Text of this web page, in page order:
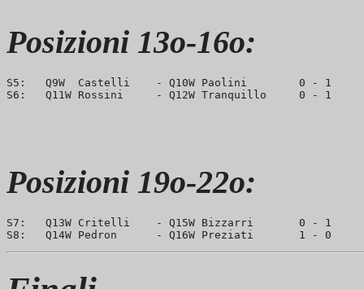
Posizioni 13o-16o:
S5:   Q9W  Castelli    - Q10W Paolini        0 - 1
Posizioni 19o-22o:
S7:   Q13W Critelli    - Q15W Bizzarri       0 - 1